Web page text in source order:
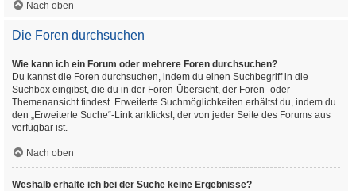
Nach oben
Die Foren durchsuchen
Wie kann ich ein Forum oder mehrere Foren durchsuchen?
Du kannst die Foren durchsuchen, indem du einen Suchbegriff in die
Suchbox eingibst, die du in der Foren-Übersicht, der Foren- oder
Themenansicht findest. Erweiterte Suchmöglichkeiten erhältst du, indem du
den „Erweiterte Suche“-Link anklickst, der von jeder Seite des Forums aus
verfügbar ist.
Nach oben
Weshalb erhalte ich bei der Suche keine Ergebnisse?